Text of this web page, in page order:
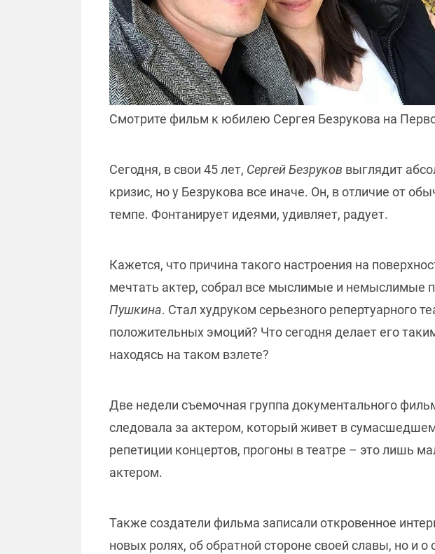
Смотрите фильм к юбилею Сергея Безрукова на
Сегодня, в свои 45 лет, Сергей Безруков выглядит
кризис, но у Безрукова все иначе. Он, в отличие от
темпе. Фонтанирует идеями, удивляет, радует.
Кажется, что причина такого настроения на
мечтать актер, собрал все мыслимые и немыслимые
Пушкина. Стал худруком серьезного репертуарного
положительных эмоций? Что сегодня делает его
находясь на таком взлете?
Две недели съемочная группа документального
следовала за актером, который живет в
репетиции концертов, прогоны в театре – это лишь
актером.
Также создатели фильма записали откровенное
новых ролях, об обратной стороне своей славы, но и